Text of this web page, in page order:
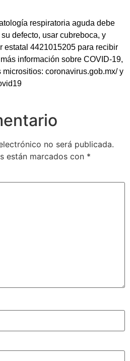
respiratoria aguda debe
defecto, usar cubreboca, y
estatal 4421015205 para recibir
información sobre COVID-19,
coronavirus.gob.mx/ y
no será publicada.
están marcados con *